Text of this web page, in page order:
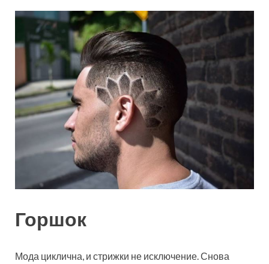
Горшок
Мода циклична, и стрижки не исключение. Снова